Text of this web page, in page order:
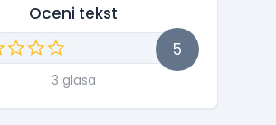
Oceni tekst
5
3 glasa